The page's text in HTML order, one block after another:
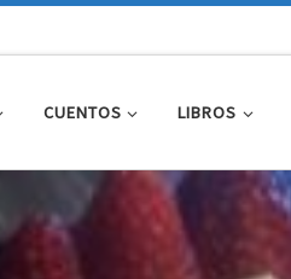
CUENTOS LIBROS